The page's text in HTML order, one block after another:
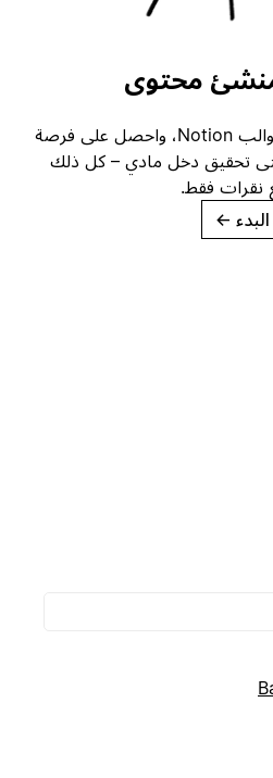
محتوى
أرسل قالبك إلى معرض قوالب Notion، واحصل على فرصة
دخل مادي – كل ذلك
فقط.
→